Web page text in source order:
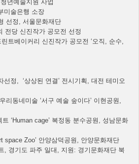
년예술지원 사업
미술은행 소장
선정, 서울문화재단
전당 신진작가 공모전 선정
트베이커리 신진작가 공모전 ‘오직, 순수,
선정, ‘상상된 연결’ 전시기획, 대전 테미오
리동네미술 ‘서구 예술 숲이다’ 이현공원,
‘Human cage’ 복정동 분수공원, 성남문화
space Zoo’ 안양삼덕공원, 안양문화재단
, 경기도 파주 일대, 지원: 경기문화재단 북